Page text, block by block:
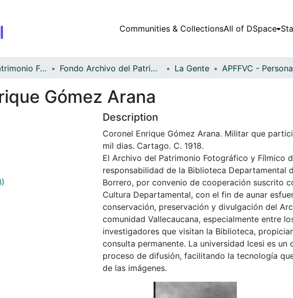
Communities & CollectionsAll of DSpace
Archivo del Patrimonio Fotográfico y Fílmico del Valle del Cauca Fondo Archivo del Patrimonio Fotográfico y Fílmico del Valle del Cauca La Gente
Gómez Arana
Description
Coronel Enrique Gómez Arana. Militar que
mil dias. Cartago. C. 1918.
El Archivo del Patrimonio Fotográfico y Fílmico
responsabilidad de la Biblioteca Departamental
Borrero, por convenio de cooperación suscrito
Cultura Departamental, con el fin de aunar
conservación, preservación y divulgación del
comunidad Vallecaucana, especialmente entre
investigadores que visitan la Biblioteca,
consulta permanente. La universidad Icesi es un
proceso de difusión, facilitando la tecnología
de las imágenes.